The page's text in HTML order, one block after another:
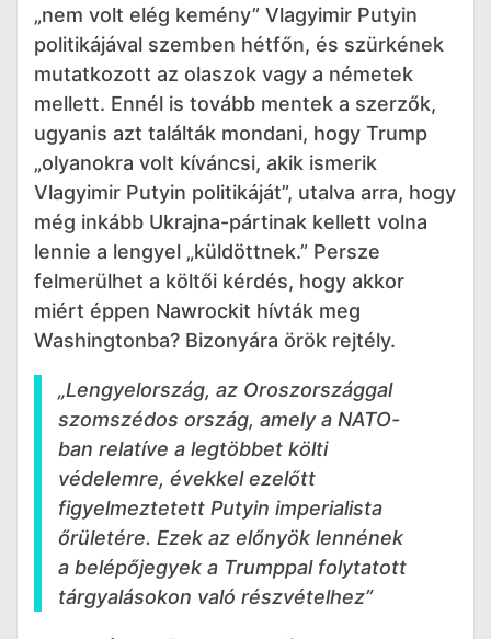
„nem volt elég kemény” Vlagyimir Putyin
politikájával szemben hétfőn, és szürkének
mutatkozott az olaszok vagy a németek
mellett. Ennél is tovább mentek a szerzők,
ugyanis azt találták mondani, hogy Trump
„olyanokra volt kíváncsi, akik ismerik
Vlagyimir Putyin politikáját”, utalva arra, hogy
még inkább Ukrajna-pártinak kellett volna
lennie a lengyel „küldöttnek.” Persze
felmerülhet a költői kérdés, hogy akkor
miért éppen Nawrockit hívták meg
Washingtonba? Bizonyára örök rejtély.
„Lengyelország, az Oroszországgal
szomszédos ország, amely a NATO-
ban relatíve a legtöbbet költi
védelemre, évekkel ezelőtt
figyelmeztetett Putyin imperialista
őrületére. Ezek az előnyök lennének
a belépőjegyek a Trumppal folytatott
tárgyalásokon való részvételhez”